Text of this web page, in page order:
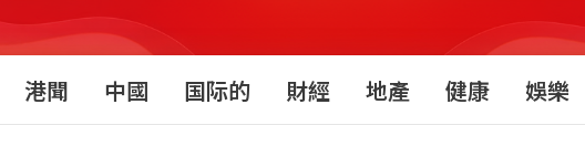
港聞 中國 国际的 財經 地產 健康 娛樂